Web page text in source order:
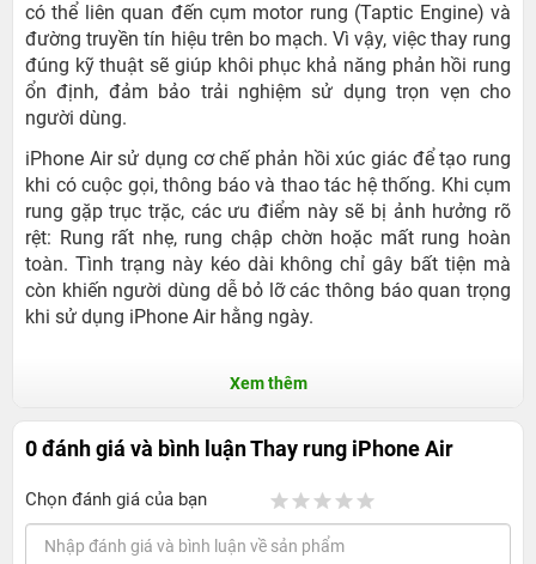
có thể liên quan đến cụm motor rung (Taptic Engine) và
đường truyền tín hiệu trên bo mạch. Vì vậy, việc thay rung
đúng kỹ thuật sẽ giúp khôi phục khả năng phản hồi rung
ổn định, đảm bảo trải nghiệm sử dụng trọn vẹn cho
người dùng.
iPhone Air sử dụng cơ chế phản hồi xúc giác để tạo rung
khi có cuộc gọi, thông báo và thao tác hệ thống. Khi cụm
rung gặp trục trặc, các ưu điểm này sẽ bị ảnh hưởng rõ
rệt: Rung rất nhẹ, rung chập chờn hoặc mất rung hoàn
toàn. Tình trạng này kéo dài không chỉ gây bất tiện mà
còn khiến người dùng dễ bỏ lỡ các thông báo quan trọng
khi sử dụng iPhone Air hằng ngày.
Xem thêm
0 đánh giá và bình luậnThay rung iPhone Air
Chọn đánh giá của bạn